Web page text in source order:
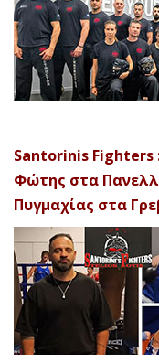
Santorinis Fighters
Φώτης στα
Πυγμαχίας στα